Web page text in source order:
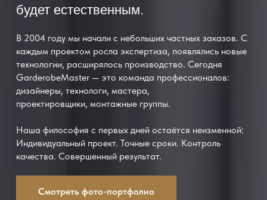
будет естественным.
В 2004 году мы начали с небольших частных заказов. С
каждым проектом росла экспертиза, появлялись новые
технологии, расширялось производство. Сегодня
GarderobeMaster — это команда профессионалов:
дизайнеры, технологи, мастера,
проектировщики, монтажные группы.
Наша философия с первых дней остаётся неизменной:
Индивидуальный проект. Точные сроки. Контроль
качества. Совершенный результат.
Смотреть фото-портфолио